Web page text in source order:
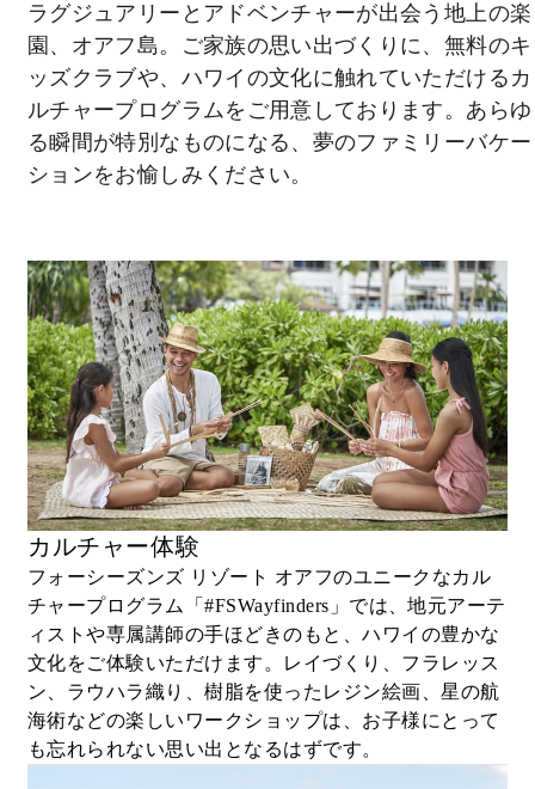
があります。
含める
ビーチ、オハナプール、ケイキプールのカ
バナまたはデイベッドのご利用（毎日・要
予約。混雑状況によりご予約をお受けでき
ない場合もございます）
リゾートアクティビティー（ご宿泊のお客
お一人につき1日1回）
プライベートフィットネスセッションまた
はテニスセッション（1回、2名様）
高級車の1日レンタル
バレットパーキング
お好きなスパトリートメント80分（2回）
高級SUVまたはスプリンターバンによる空
港 - リゾート間のプライベート送迎サービ
ス（往復）
無制限ランドリーサービス
お部屋にPelotonバイク（要リクエスト）
クラブラウンジのご利用と専任コンシェル
ラグジュアリーとアドベンチャーが出会う地上の楽
園、オアフ島。ご家族の思い出づくりに、無料のキ
ッズクラブや、ハワイの文化に触れていただけるカ
ルチャープログラムをご用意しております。あらゆ
る瞬間が特別なものになる、夢のファミリーバケー
ションをお愉しみください。
カルチャー体験
フォーシーズンズ リゾート オアフのユニークなカル
チャープログラム「#FSWayfinders」では、地元アーテ
ィストや専属講師の手ほどきのもと、ハワイの豊かな
文化をご体験いただけます。レイづくり、フラレッス
ン、ラウハラ織り、樹脂を使ったレジン絵画、星の航
海術などの楽しいワークショップは、お子様にとって
も忘れられない思い出となるはずです。